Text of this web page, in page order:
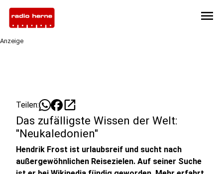
menu
Anzeige
Teilen: open_in_new
Das zufälligste Wissen der Welt:
"Neukaledonien"
Hendrik Frost ist urlaubsreif und sucht nach
außergewöhnlichen Reisezielen. Auf seiner Suche